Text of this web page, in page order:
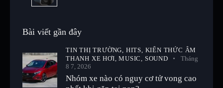
Bài viết gần đây
TIN THỊ TRƯỜNG, HITS, KIẾN THỨC ÂM
THANH XE HƠI,MUSIC, SOUND
Tháng
8 7, 2026
Nhóm xe nào có nguy cơ tử vong cao